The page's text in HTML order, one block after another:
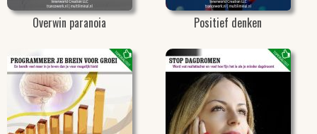
Overwin paranoia Positief denken